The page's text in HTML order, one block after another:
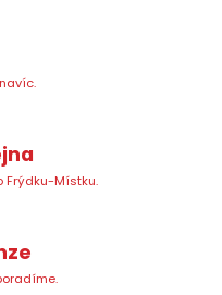
Frýdku-Místku.